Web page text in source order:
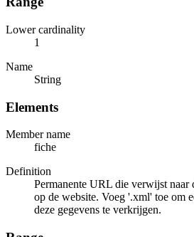
Lower cardinality
1
Name
String
Elements
Member name
fiche
Definition
Permanente URL die verwijst naar
op de website. Voeg '.xml' toe om
deze gegevens te verkrijgen.